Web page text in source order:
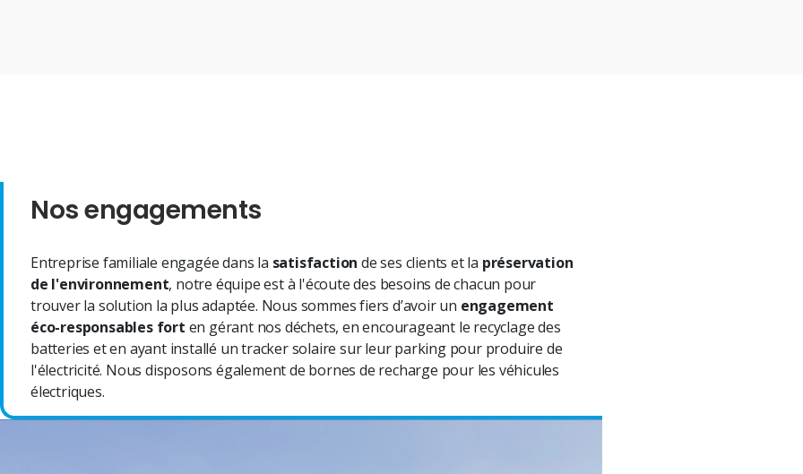
Nos engagements
Entreprise familiale engagée dans la satisfactionde ses clients et la préservation
de l'environnement, notre équipe est à l'écoute des besoins de chacun pour
trouver la solution la plus adaptée. Nous sommes fiers d’avoir un engagement
éco-responsables fort en gérant nos déchets, en encourageant le recyclage des
batteries et en ayant installé un tracker solaire sur leur parking pour produire de
l'électricité. Nous disposons également de bornes de recharge pour les véhicules
électriques.